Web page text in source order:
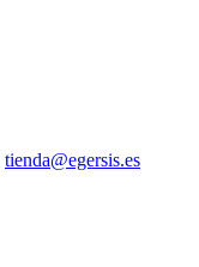
tienda@egersis.es